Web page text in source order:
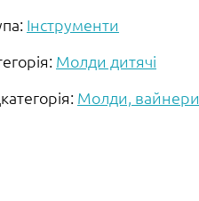
Інструменти
Молди дитячі
Молди, вайнери